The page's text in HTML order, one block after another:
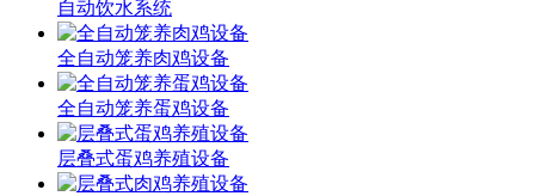
自动饮水系统
全自动笼养肉鸡设备
全自动笼养蛋鸡设备
层叠式蛋鸡养殖设备